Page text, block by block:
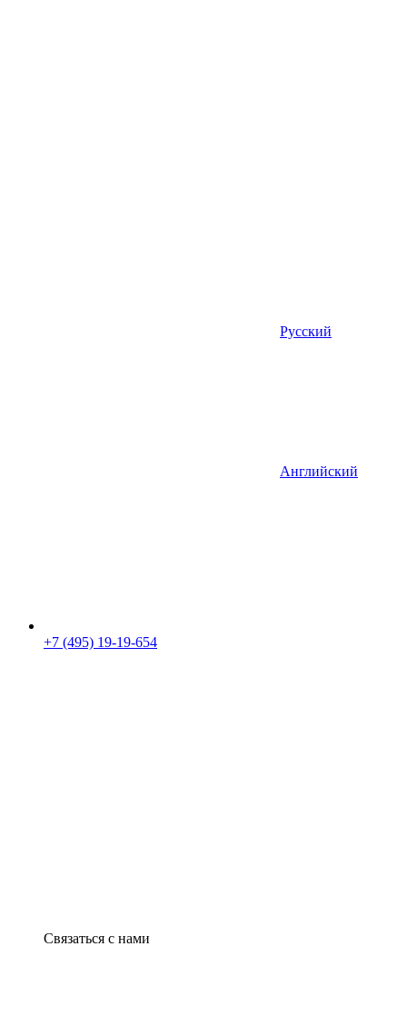
Русский
Английский
+7 (495) 19-19-654
Связаться с нами